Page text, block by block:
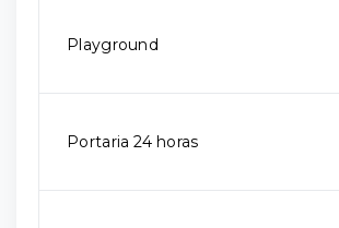
Playground
Portaria 24 horas